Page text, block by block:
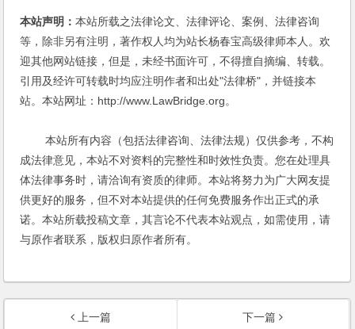
本站声明：本站所载之法律论文、法律评论、案例、法律咨询
等，除非另有注明，著作权人均为站长杨春宝高级律师本人。欢
迎其他网站链接，但是，未经书面许可，不得擅自摘编、转载。
引用及经许可转载时均应注明作者和出处"法律桥"，并链接本
站。本站网址：http://www.LawBridge.org。
本站所有内容（包括法律咨询、法律法规）仅供参考，不构
成法律意见，本站不对资料的完整性和时效性负责。您在处理具
体法律事务时，请洽询有资质的律师。本站将努力为广大网友提
供更好的服务，但不对本站提供的任何免费服务作出正式的承
诺。本站所载投稿文章，其言论不代表本站观点，如需使用，请
与原作者联系，版权归原作者所有。
上一篇
下一篇